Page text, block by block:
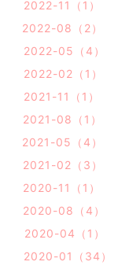
2022-11（1）
2022-08（2）
2022-05（4）
2022-02（1）
2021-11（1）
2021-08（1）
2021-05（4）
2021-02（3）
2020-11（1）
2020-08（4）
2020-04（1）
2020-01（34）